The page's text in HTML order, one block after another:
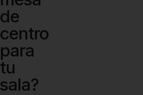
de
centro
para
tu
sala?